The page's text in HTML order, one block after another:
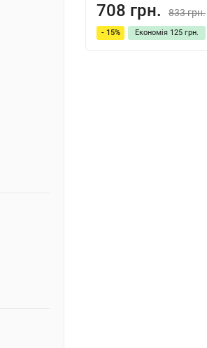
708 грн. 833 грн.
- 15% Економія 125 грн.